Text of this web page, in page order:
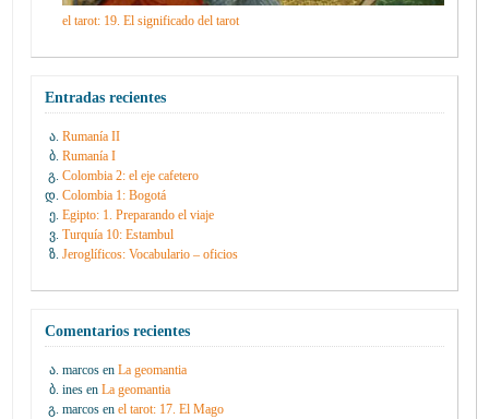
el tarot: 19. El significado del tarot
Entradas recientes
Rumanía II
Rumanía I
Colombia 2: el eje cafetero
Colombia 1: Bogotá
Egipto: 1. Preparando el viaje
Turquía 10: Estambul
Jeroglíficos: Vocabulario – oficios
Comentarios recientes
marcos enLa geomantia
ines enLa geomantia
marcos enel tarot: 17. El Mago